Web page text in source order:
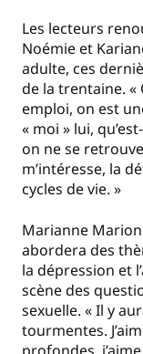
Les lecteurs
Noémie et
adulte, ces
de la trentaine. «
emploi, on est
« moi » lui,
on ne se
m’intéresse, la
cycles de vie. »
Marianne
abordera des
la dépression et
scène des
sexuelle. « Il y
tourmentes.